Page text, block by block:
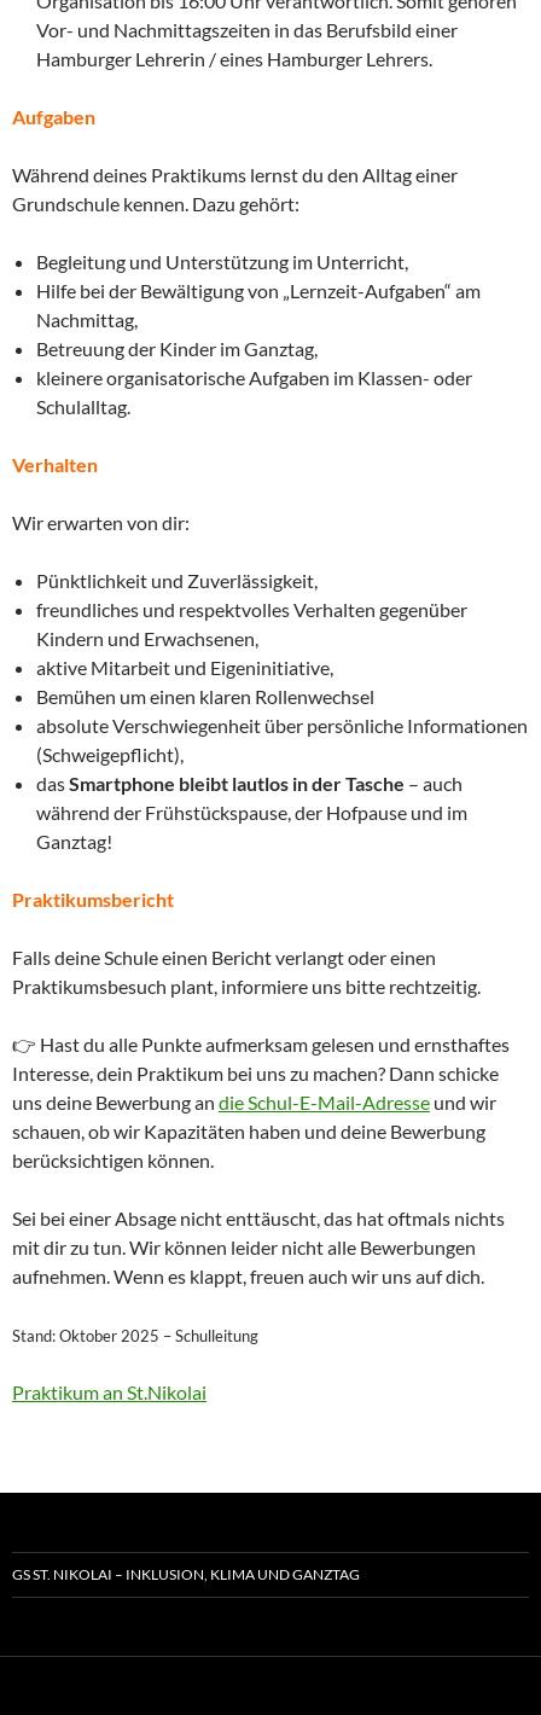
Vor- und Nachmittagszeiten in das Berufsbild einer
Hamburger Lehrerin / eines Hamburger Lehrers.
Aufgaben
Während deines Praktikums lernst du den Alltag einer
Grundschule kennen. Dazu gehört:
Begleitung und Unterstützung im Unterricht,
Hilfe bei der Bewältigung von „Lernzeit-Aufgaben“ am
Nachmittag,
Betreuung der Kinder im Ganztag,
kleinere organisatorische Aufgaben im Klassen- oder
Schulalltag.
Verhalten
Wir erwarten von dir:
Pünktlichkeit und Zuverlässigkeit,
freundliches und respektvolles Verhalten gegenüber
Kindern und Erwachsenen,
aktive Mitarbeit und Eigeninitiative,
Bemühen um einen klaren Rollenwechsel
absolute Verschwiegenheit über persönliche Informationen
(Schweigepflicht),
dasSmartphone bleibt lautlos in der Tasche – auch
während der Frühstückspause, der Hofpause und im
Ganztag!
Praktikumsbericht
Falls deine Schule einen Bericht verlangt oder einen
Praktikumsbesuch plant, informiere uns bitte rechtzeitig.
👉 Hast du alle Punkte aufmerksam gelesen und ernsthaftes
Interesse, dein Praktikum bei uns zu machen? Dann schicke
uns deine Bewerbung an die Schul-E-Mail-Adresse und wir
schauen, ob wir Kapazitäten haben und deine Bewerbung
berücksichtigen können.
Sei bei einer Absage nicht enttäuscht, das hat oftmals nichts
mit dir zu tun. Wir können leider nicht alle Bewerbungen
aufnehmen. Wenn es klappt, freuen auch wir uns auf dich.
Stand: Oktober 2025 – Schulleitung
Praktikum an St.Nikolai
GS ST. NIKOLAI – INKLUSION, KLIMA UND GANZTAG